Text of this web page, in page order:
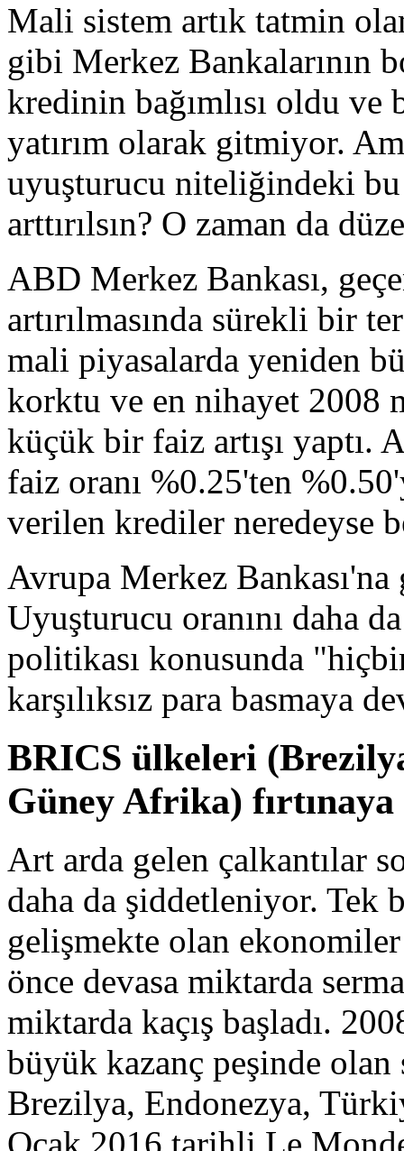
Mali sistem artık tatmin
gibi Merkez Bankalarının
kredinin bağımlısı oldu
yatırım olarak gitmiyor.
uyuşturucu niteliğindeki bu
arttırılsın? O zaman da
ABD Merkez Bankası,
artırılmasında sürekli bir
mali piyasalarda yeniden
korktu ve en nihayet 2008
küçük bir faiz artışı yaptı.
faiz oranı %0.25'ten
verilen krediler neredeyse
Avrupa Merkez
Uyuşturucu oranını daha
politikası konusunda "hiçbir
karşılıksız para basmaya
BRICS ülkeleri
Güney Afrika) fırtınaya
Art arda gelen çalkantılar
daha da şiddetleniyor. Tek
gelişmekte olan
önce devasa miktarda
miktarda kaçış başladı.
büyük kazanç peşinde
Brezilya, Endonezya,